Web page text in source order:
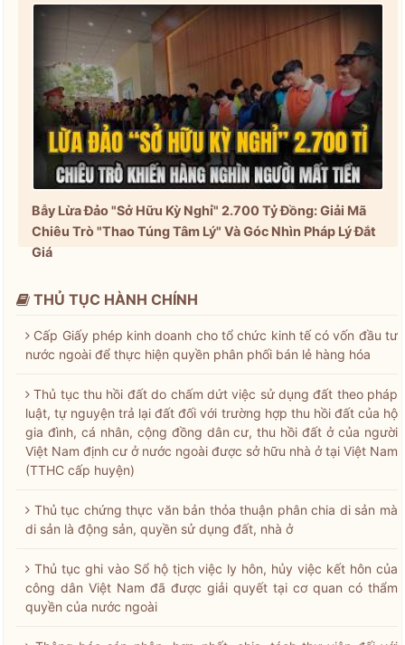
Bẫy Lừa Đảo "Sở Hữu Kỳ Nghỉ" 2.700 Tỷ Đồng: Giải Mã
Chiêu Trò "Thao Túng Tâm Lý" Và Góc Nhìn Pháp Lý Đắt
Giá
THỦ TỤC HÀNH CHÍNH
Cấp Giấy phép kinh doanh cho tổ chức kinh tế có vốn đầu tư
nước ngoài để thực hiện quyền phân phối bán lẻ hàng hóa
Thủ tục thu hồi đất do chấm dứt việc sử dụng đất theo pháp
luật, tự nguyện trả lại đất đối với trường hợp thu hồi đất của hộ
gia đình, cá nhân, cộng đồng dân cư, thu hồi đất ở của người
Việt Nam định cư ở nước ngoài được sở hữu nhà ở tại Việt Nam
(TTHC cấp huyện)
Thủ tục chứng thực văn bản thỏa thuận phân chia di sản mà
di sản là động sản, quyền sử dụng đất, nhà ở
Thủ tục ghi vào Sổ hộ tịch việc ly hôn, hủy việc kết hôn của
công dân Việt Nam đã được giải quyết tại cơ quan có thẩm
quyền của nước ngoài